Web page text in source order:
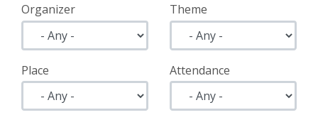
Organizer Theme
Place Attendance